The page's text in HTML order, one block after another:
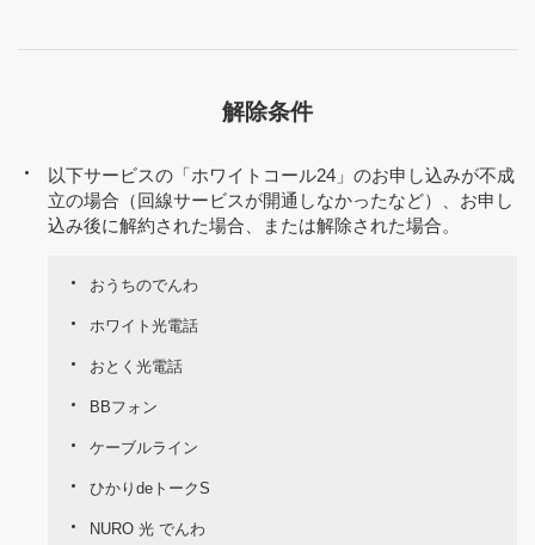
解除条件
以下サービスの「ホワイトコール24」のお申し込みが不成
立の場合（回線サービスが開通しなかったなど）、お申し
込み後に解約された場合、または解除された場合。
おうちのでんわ
ホワイト光電話
おとく光電話
BBフォン
ケーブルライン
ひかりdeトークS
NURO 光 でんわ